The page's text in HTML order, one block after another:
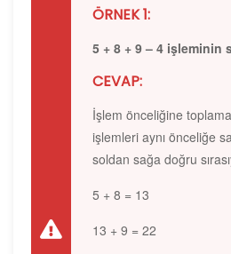
ÖRNEK 1:
5 + 8 + 9 – 4 işleminin
CEVAP:
İşlem önceliğine
işlemleri aynı önceliğe
soldan sağa doğru
5 + 8 = 13
13 + 9 = 22